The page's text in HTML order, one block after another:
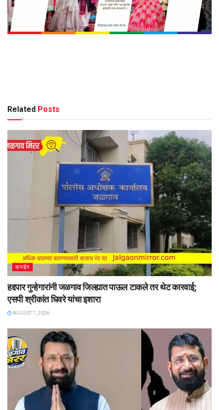
Related Posts
क्राईम
हद्दपार गुन्हेगारांनी जळगाव जिल्ह्यात पाऊल टाकले तर थेट कारवाई;
एसपी श्रीकांत धिवरे यांचा इशारा
AUGUST 7, 2026